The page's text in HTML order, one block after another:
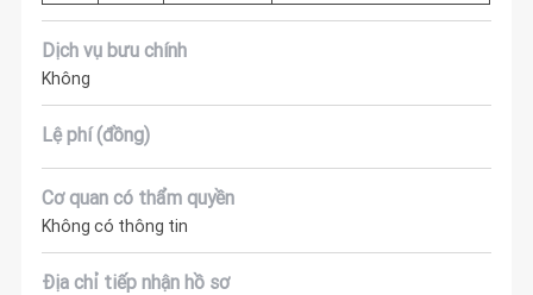
Dịch vụ bưu chính
Không
Lệ phí (đồng)
Cơ quan có thẩm quyền
Không có thông tin
Địa chỉ tiếp nhận hồ sơ